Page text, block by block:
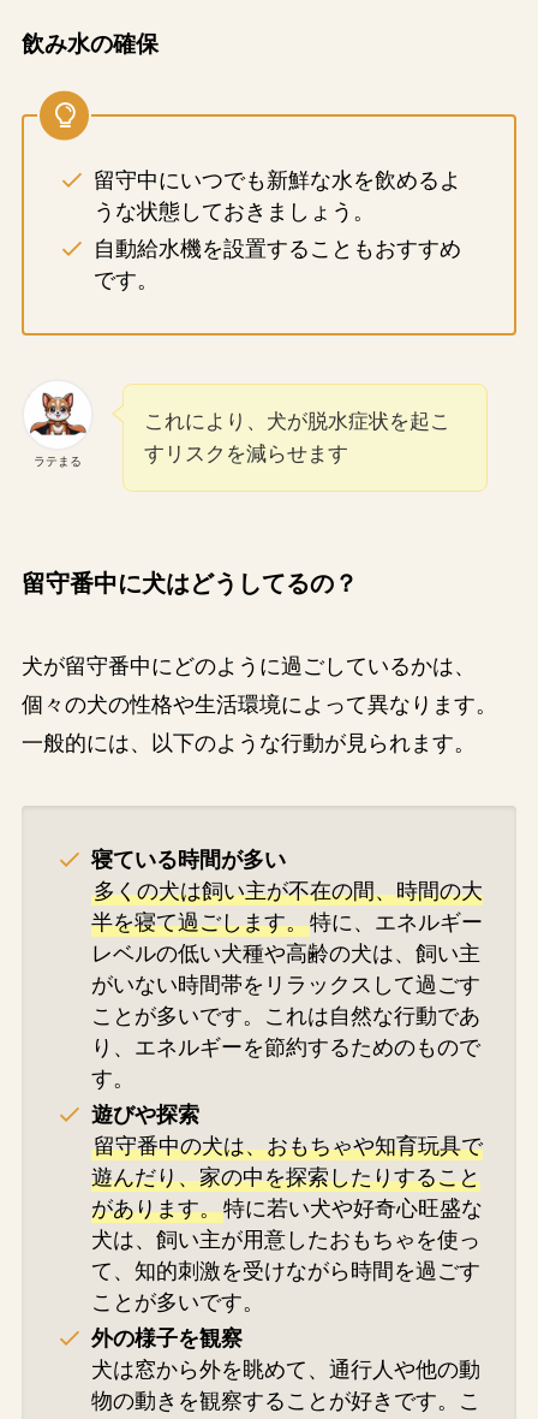
飲み水の確保
留守中にいつでも新鮮な水を飲めるよ
うな状態しておきましょう。
自動給水機を設置することもおすすめ
です。
ラテまる
これにより、犬が脱水症状を起こ
すリスクを減らせます
留守番中に犬はどうしてるの？
犬が留守番中にどのように過ごしているかは、
個々の犬の性格や生活環境によって異なります。
一般的には、以下のような行動が見られます。
寝ている時間が多い
多くの犬は飼い主が不在の間、時間の大
半を寝て過ごします。特に、エネルギー
レベルの低い犬種や高齢の犬は、飼い主
がいない時間帯をリラックスして過ごす
ことが多いです。これは自然な行動であ
り、エネルギーを節約するためのもので
す​。
遊びや探索
留守番中の犬は、おもちゃや知育玩具で
遊んだり、家の中を探索したりすること
があります。特に若い犬や好奇心旺盛な
犬は、飼い主が用意したおもちゃを使っ
て、知的刺激を受けながら時間を過ごす
ことが多いです​。
外の様子を観察
犬は窓から外を眺めて、通行人や他の動
物の動きを観察することが好きです。こ